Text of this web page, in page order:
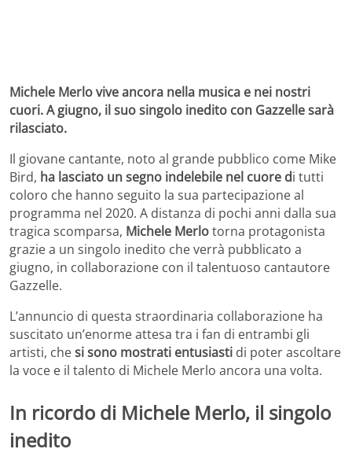
Michele Merlo vive ancora nella musica e nei nostri
cuori. A giugno, il suo singolo inedito con Gazzelle sarà
rilasciato.
Il giovane cantante, noto al grande pubblico come Mike
Bird, ha lasciato un segno indelebile nel cuore di tutti
coloro che hanno seguito la sua partecipazione al
programma nel 2020. A distanza di pochi anni dalla sua
tragica scomparsa, Michele Merlotorna protagonista
grazie a un singolo inedito che verrà pubblicato a
giugno, in collaborazione con il talentuoso cantautore
Gazzelle.
L’annuncio di questa straordinaria collaborazione ha
suscitato un’enorme attesa tra i fan di entrambi gli
artisti, chesi sono mostrati entusiasti di poter ascoltare
la voce e il talento di Michele Merlo ancora una volta.
In ricordo di Michele Merlo, il singolo
inedito